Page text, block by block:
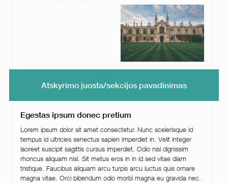
Atskyrimo juosta/sekcijos pavadinimas
Egestas ipsum donec pretium
Lorem ipsum dolor sit amet consectetur. Nunc scelerisque id
tempus id ultricies senectus sapien imperdiet in. Velit integer
laoreet suscipit sagittis cursus imperdiet. Odio nisl dignissim
rhoncus aliquam nisl. Sit metus eros in in id sed vitae diam
tristique. Faucibus aliquam arcu turpis arcu luctus quis ornare
magna vitae. Orci bibendum odio morbi magna eu gravida nec.